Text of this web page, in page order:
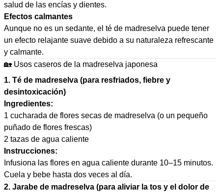
salud de las encías y dientes.
Efectos calmantes
Aunque no es un sedante, el té de madreselva puede tener
un efecto relajante suave debido a su naturaleza refrescante
y calmante.
🏡 Usos caseros de la madreselva japonesa
1. Té de madreselva (para resfriados, fiebre y
desintoxicación)
Ingredientes:
1 cucharada de flores secas de madreselva (o un pequeño
puñado de flores frescas)
2 tazas de agua caliente
Instrucciones:
Infusiona las flores en agua caliente durante 10–15 minutos.
Cuela y bebe hasta dos veces al día.
2. Jarabe de madreselva (para aliviar la tos y el dolor de